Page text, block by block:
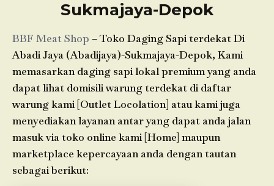
Sukmajaya-Depok
BBF Meat Shop – Toko Daging Sapi terdekat Di
Abadi Jaya (Abadijaya)-Sukmajaya-Depok, Kami
memasarkan daging sapi lokal premium yang anda
dapat lihat domisili warung terdekat di daftar
warung kami [Outlet Locolation] atau kami juga
menyediakan layanan antar yang dapat anda jalan
masuk via toko online kami [Home] maupun
marketplace kepercayaan anda dengan tautan
sebagai berikut: